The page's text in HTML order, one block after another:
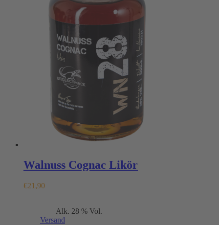
Walnuss Cognac Likör
€21,90
Alk. 28 % Vol.
Versand